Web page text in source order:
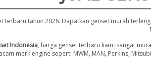
terbaru tahun 2026. Dapatkan genset murah
Indonesia, harga genset terbaru kami sangat
merk engine seperti MWM, MAN, Perkins,